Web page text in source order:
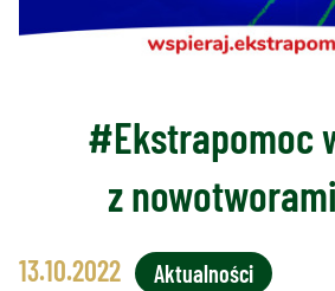
#Ekstrapomoc
z
13.10.2022 Aktualności